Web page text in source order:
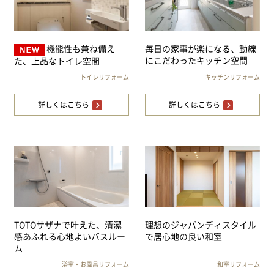
機能性も兼ね備え
た、上品なトイレ空間
トイレリフォーム
詳しくはこちら
毎日の家事が楽になる、動線
にこだわったキッチン空間
キッチンリフォーム
詳しくはこちら
TOTOサザナで叶えた、清潔
感あふれる心地よいバスルー
ム
浴室・お風呂リフォーム
理想のジャパンディスタイル
で居心地の良い和室
和室リフォーム